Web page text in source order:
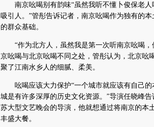
南京吆喝别有韵味“虽然我听不懂卜俊保老人
吸引人。”管彤告诉记者，南京吆喝作为独有的
的群众基础。
“作为北方人，虽然我是第一次听南京吆喝，
京吆喝与北京吆喝不同之处，管彤认为，北京吆
聚了江南水乡人的细腻、柔美。
吆喝应该大力保护“一个城市就应该有自己的
城是有许多深厚的历史文化资源。”导演任晓峰
苏大型文艺晚会的导演，他就想通过将南京的本
丰盛大餐。